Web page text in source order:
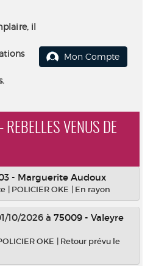
il
Mon Compte
VENUS DE
- Marguerite Audoux
| POLICIER OKE | En rayon
10/2026 à 75009 - Valeyre
OKE | Retour prévu le